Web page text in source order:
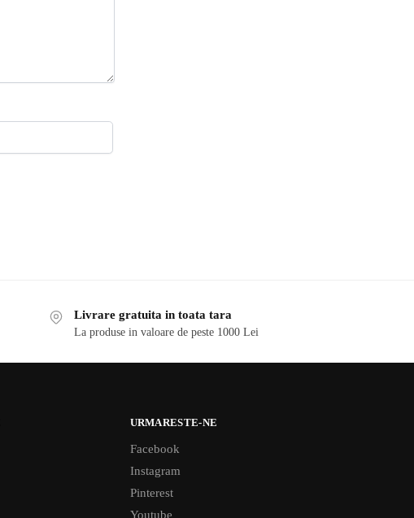
Livrare gratuita in toata tara
La produse in valoare de peste 1000 Lei
URMARESTE-NE
Facebook
Instagram
Pinterest
Youtube